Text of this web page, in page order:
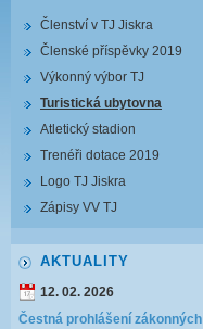
Členství v TJ Jiskra
Členské příspěvky 2019
Výkonný výbor TJ
Turistická ubytovna
Atletický stadion
Trenéři dotace 2019
Logo TJ Jiskra
Zápisy VV TJ
AKTUALITY
12. 02. 2026
Čestná prohlášení zákonných